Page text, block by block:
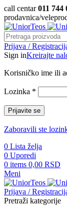
call centar011 744
prodavnica/
Prijava /
Sign inKreirajte
Korisničko ime ili
Lozinka *
Prijavite se
Zaboravili ste
0 Lista želja
0 Uporedi
0 items 0,00 RSD
Meni
Prijava /
Pretraži kategorije